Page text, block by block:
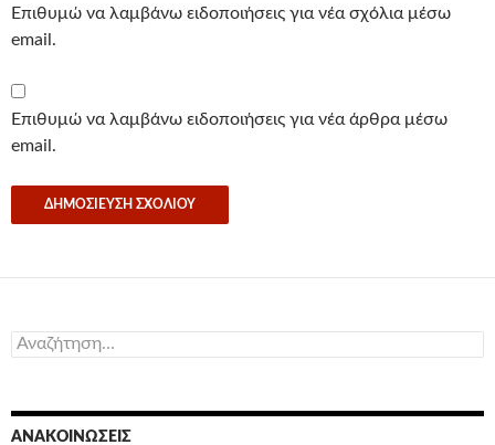
Επιθυμώ να λαμβάνω ειδοποιήσεις για νέα σχόλια μέσω
email.
Επιθυμώ να λαμβάνω ειδοποιήσεις για νέα άρθρα μέσω
email.
Αναζήτηση
για:
ΑΝΑΚΟΙΝΏΣΕΙΣ